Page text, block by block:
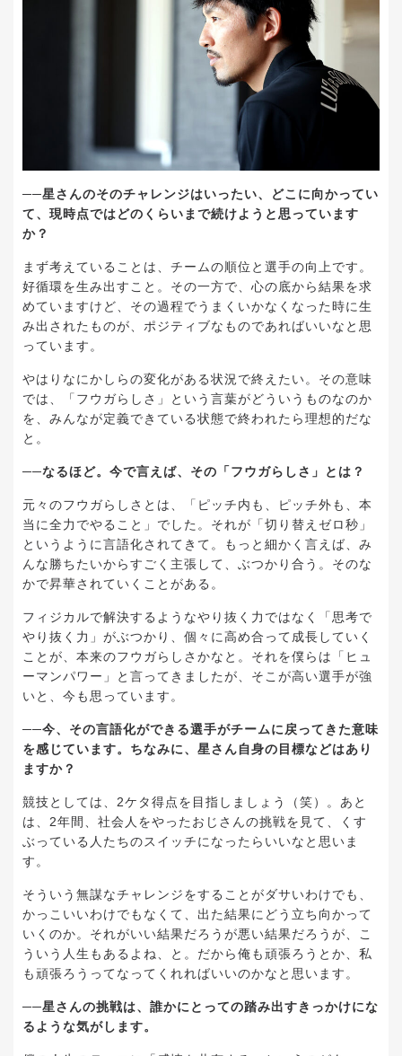
──星さんのそのチャレンジはいったい、どこに向かってい
て、現時点ではどのくらいまで続けようと思っています
か？
まず考えていることは、チームの順位と選手の向上です。
好循環を生み出すこと。その一方で、心の底から結果を求
めていますけど、その過程でうまくいかなくなった時に生
み出されたものが、ポジティブなものであればいいなと思
っています。
やはりなにかしらの変化がある状況で終えたい。その意味
では、「フウガらしさ」という言葉がどういうものなのか
を、みんなが定義できている状態で終われたら理想的だな
と。
──なるほど。今で言えば、その「フウガらしさ」とは？
元々のフウガらしさとは、「ピッチ内も、ピッチ外も、本
当に全力でやること」でした。それが「切り替えゼロ秒」
というように言語化されてきて。もっと細かく言えば、み
んな勝ちたいからすごく主張して、ぶつかり合う。そのな
かで昇華されていくことがある。
フィジカルで解決するようなやり抜く力ではなく「思考で
やり抜く力」がぶつかり、個々に高め合って成長していく
ことが、本来のフウガらしさかなと。それを僕らは「ヒュ
ーマンパワー」と言ってきましたが、そこが高い選手が強
いと、今も思っています。
──今、その言語化ができる選手がチームに戻ってきた意味
を感じています。ちなみに、星さん自身の目標などはあり
ますか？
競技としては、2ケタ得点を目指しましょう（笑）。あと
は、2年間、社会人をやったおじさんの挑戦を見て、くす
ぶっている人たちのスイッチになったらいいなと思いま
す。
そういう無謀なチャレンジをすることがダサいわけでも、
かっこいいわけでもなくて、出た結果にどう立ち向かって
いくのか。それがいい結果だろうが悪い結果だろうが、こ
ういう人生もあるよね、と。だから俺も頑張ろうとか、私
も頑張ろうってなってくれればいいのかなと思います。
──星さんの挑戦は、誰かにとっての踏み出すきっかけにな
るような気がします。